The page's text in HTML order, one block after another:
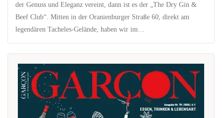
der Genuss und Eleganz vereint, dann ist es der „The Dry Gin &
Beef Club“. Mitten in der Oranienburger Straße 60, direkt am
legendären Tacheles-Gelände, haben wir im…